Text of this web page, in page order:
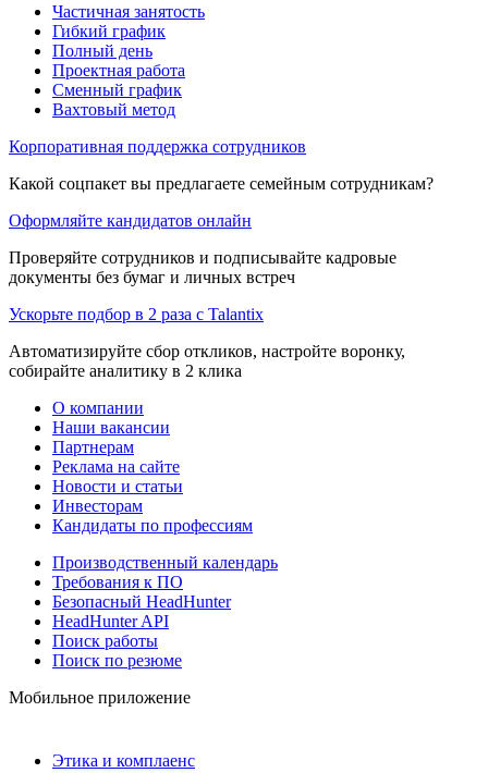
Частичная занятость
Гибкий график
Полный день
Проектная работа
Сменный график
Вахтовый метод
Корпоративная поддержка сотрудников
Какой соцпакет вы предлагаете семейным сотрудникам?
Оформляйте кандидатов онлайн
Проверяйте сотрудников и подписывайте кадровые
документы без бумаг и личных встреч
Ускорьте подбор в 2 раза с Talantix
Автоматизируйте сбор откликов, настройте воронку,
собирайте аналитику в 2 клика
О компании
Наши вакансии
Партнерам
Реклама на сайте
Новости и статьи
Инвесторам
Кандидаты по профессиям
Производственный календарь
Требования к ПО
Безопасный HeadHunter
HeadHunter API
Поиск работы
Поиск по резюме
Мобильное приложение
Этика и комплаенс